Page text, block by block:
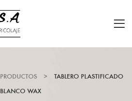
PRODUCTOS >
TABLERO PLASTIFICADO
BLANCO WAX